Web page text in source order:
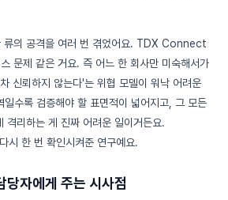
류의 공격을 여러 번 겪었어요. TDX Connect
문제 같은 거요. 즉 어느 한 회사만 미숙해서가
신뢰하지 않는다'는 위협 모델이 워낙 어려운
수록 검증해야 할 표면적이 넓어지고, 그 모든
격리하는 게 진짜 어려운 일이거든요.
시 한 번 확인시켜준 연구예요.
당자에게 주는 시사점